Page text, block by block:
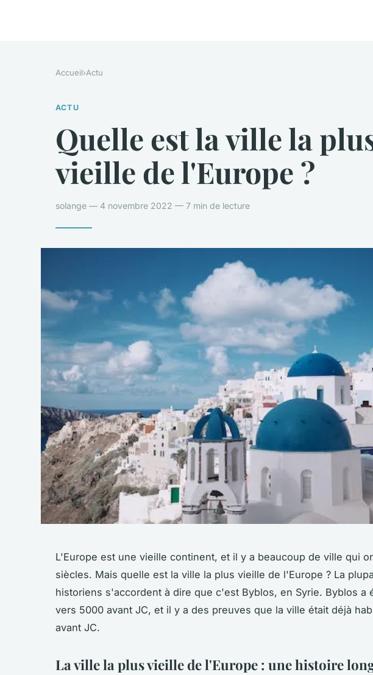
Accueil›Actu
ACTU
Quelle est la ville la
vieille de l'Europe ?
solange — 4 novembre 2022 — 7 min de lecture
L'Europe est une vieille continent, et il y a beaucoup de ville qui
siècles. Mais quelle est la ville la plus vieille de l'Europe ? La
historiens s'accordent à dire que c'est Byblos, en Syrie. Byblos a
vers 5000 avant JC, et il y a des preuves que la ville était déjà
avant JC.
La ville la plus vieille de l'Europe : une histoire